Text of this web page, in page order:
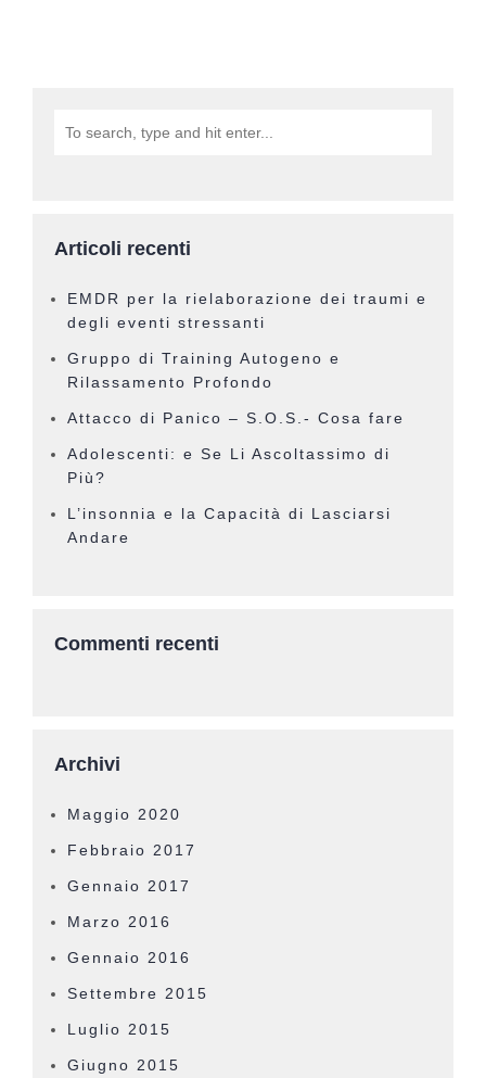
Articoli recenti
EMDR per la rielaborazione dei traumi e
degli eventi stressanti
Gruppo di Training Autogeno e
Rilassamento Profondo
Attacco di Panico – S.O.S.- Cosa fare
Adolescenti: e Se Li Ascoltassimo di
Più?
L’insonnia e la Capacità di Lasciarsi
Andare
Commenti recenti
Archivi
Maggio 2020
Febbraio 2017
Gennaio 2017
Marzo 2016
Gennaio 2016
Settembre 2015
Luglio 2015
Giugno 2015